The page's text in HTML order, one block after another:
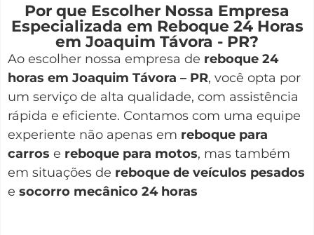
Por que Escolher Nossa Empresa
Especializada em Reboque 24 Horas
em Joaquim Távora - PR?
Ao escolher nossa empresa de reboque 24
horas em Joaquim Távora – PR, você opta por
um serviço de alta qualidade, com assistência
rápida e eficiente. Contamos com uma equipe
experiente não apenas em reboque para
carros e reboque para motos, mas também
em situações de reboque de veículos pesados
e socorro mecânico 24 horas